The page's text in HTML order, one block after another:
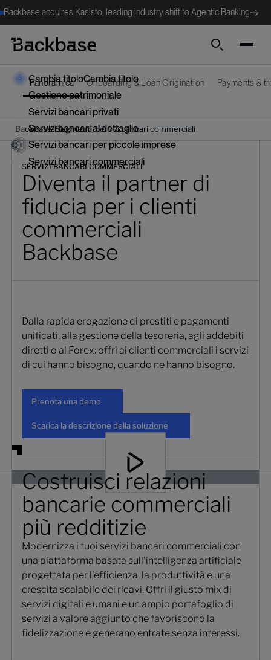
Backbase acquires Kasisto, leading industry shift to Agentic Banking
Cerca
Cambia titoloCambia titolo
Gestione patrimoniale
Servizi bancari privati
Servizi bancari al dettaglio
Servizi bancari per piccole imprese
Servizi bancari commerciali
Panoramica Onboarding & Loan Origination Payments &
Backbase/Segmenti/Servizi bancari commerciali
SERVIZI BANCARI COMMERCIALI
Diventa il partner di
fiducia per i clienti
commerciali
Backbase
Dalla rapida erogazione di prestiti e pagamenti
unificati, alla gestione della tesoreria, agli addebiti
diretti o al Forex: offri ai clienti commerciali i servizi
di cui hanno bisogno, quando ne hanno bisogno.
Prenota una demo
Scarica la descrizione della soluzione
Costruisci relazioni
bancarie commerciali
più redditizie
Modernizza i tuoi servizi bancari commerciali con
una piattaforma basata sull'intelligenza artificiale
progettata per l'efficienza, la produttività e una
crescita scalabile dei ricavi. Offri il giusto mix di
servizi digitali e umani e un ampio portafoglio di
servizi a valore aggiunto che favoriscono la
fidelizzazione e generano entrate senza interessi.